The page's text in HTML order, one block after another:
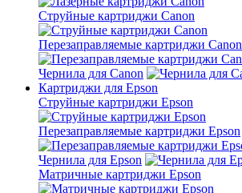
Струйные картриджи Canon
Перезаправляемые картриджи Canon
Чернила для Canon
Картриджи для Epson
Струйные картриджи Epson
Перезаправляемые картриджи Epson
Чернила для Epson
Матричные картриджи Epson